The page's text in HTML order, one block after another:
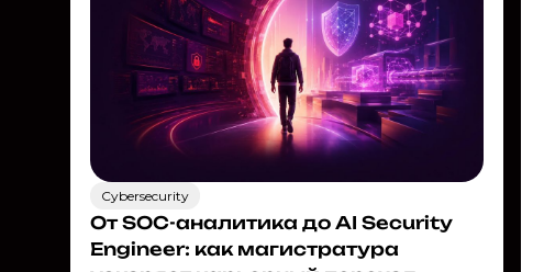
Cybersecurity
От SOC-аналитика до AI Security
Engineer: как магистратура